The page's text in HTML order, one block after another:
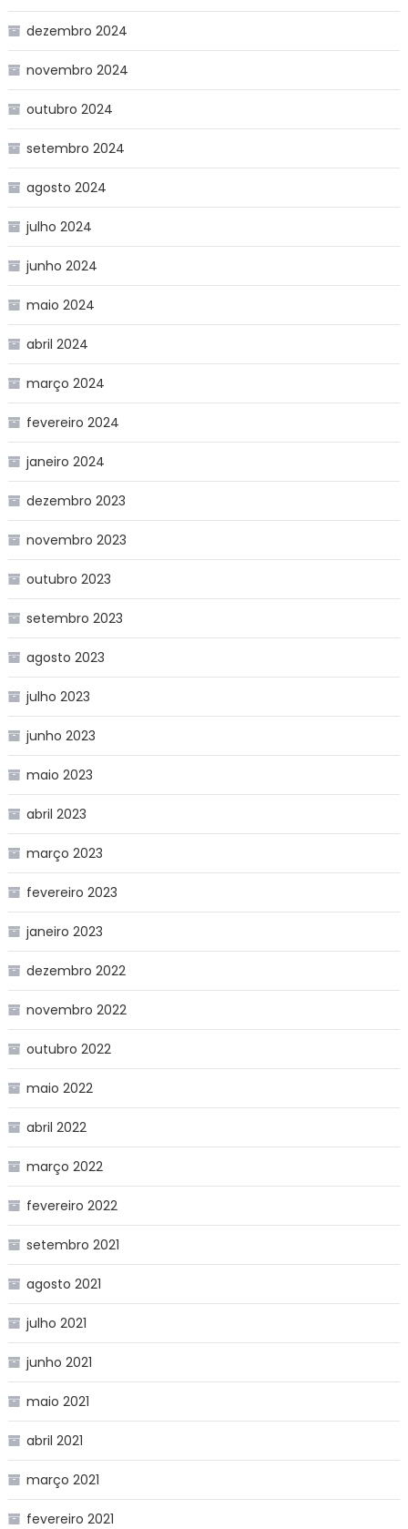
dezembro 2024
novembro 2024
outubro 2024
setembro 2024
agosto 2024
julho 2024
junho 2024
maio 2024
abril 2024
março 2024
fevereiro 2024
janeiro 2024
dezembro 2023
novembro 2023
outubro 2023
setembro 2023
agosto 2023
julho 2023
junho 2023
maio 2023
abril 2023
março 2023
fevereiro 2023
janeiro 2023
dezembro 2022
novembro 2022
outubro 2022
maio 2022
abril 2022
março 2022
fevereiro 2022
setembro 2021
agosto 2021
julho 2021
junho 2021
maio 2021
abril 2021
março 2021
fevereiro 2021